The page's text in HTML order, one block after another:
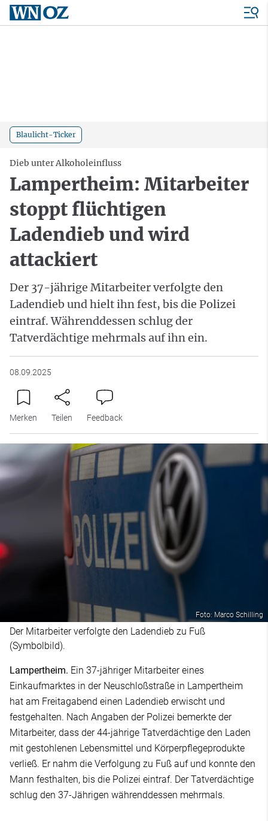
Blaulicht-Ticker
Dieb unter Alkoholeinfluss
Lampertheim: Mitarbeiter
stoppt flüchtigen
Ladendieb und wird
attackiert
Der 37-jährige Mitarbeiter verfolgte den
Ladendieb und hielt ihn fest, bis die Polizei
eintraf. Währenddessen schlug der
Tatverdächtige mehrmals auf ihn ein.
08.09.2025
Merken Teilen Feedback
Foto: Marco Schilling
Der Mitarbeiter verfolgte den Ladendieb zu Fuß
(Symbolbild).
Lampertheim. Ein 37-jähriger Mitarbeiter eines
Einkaufmarktes in der Neuschloßstraße in Lampertheim
hat am Freitagabend einen Ladendieb erwischt und
festgehalten. Nach Angaben der Polizei bemerkte der
Mitarbeiter, dass der 44-jährige Tatverdächtige den Laden
mit gestohlenen Lebensmittel und Körperpflegeprodukte
verließ. Er nahm die Verfolgung zu Fuß auf und konnte den
Mann festhalten, bis die Polizei eintraf. Der Tatverdächtige
schlug den 37-Jährigen währenddessen mehrmals.